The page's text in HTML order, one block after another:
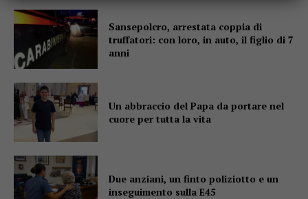
Sansepolcro, arrestata coppia di
truffatori: con loro, in auto, il figlio di 7
anni
Un abbraccio del Papa da portare nel
cuore per tutta la vita
Due anziani, un finto poliziotto e un
inseguimento sulla E45